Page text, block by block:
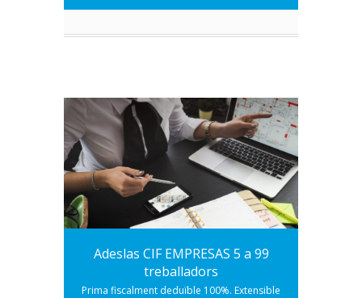
Adeslas CIF EMPRESAS 5 a 99
treballadors
Prima fiscalment deduïble 100%. Extensible